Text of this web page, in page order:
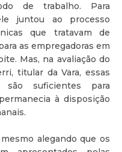
de trabalho. Para
juntou ao processo
que tratavam de
as empregadoras em
Mas, na avaliação do
titular da Vara, essas
são suficientes para
à disposição
alegando que os